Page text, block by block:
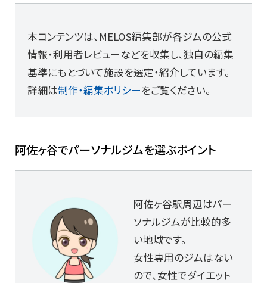
本コンテンツは、MELOS編集部が各ジムの公式
情報・利用者レビューなどを収集し、独自の編集
基準にもとづいて施設を選定・紹介しています。
詳細は制作・編集ポリシーをご覧ください。
阿佐ヶ谷でパーソナルジムを選ぶポイント
阿佐ヶ谷駅周辺はパー
ソナルジムが比較的多
い地域です。
女性専用のジムはない
ので、女性でダイエット